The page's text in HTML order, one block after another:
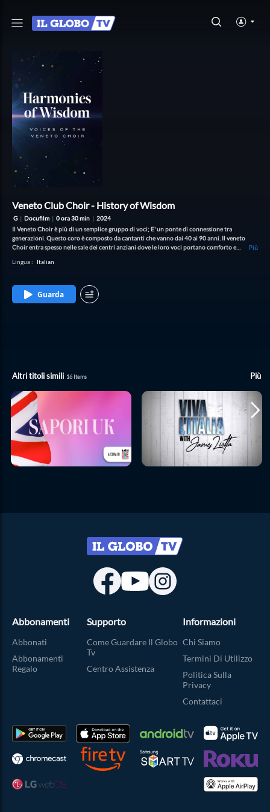
Veneto Club Choir - History of Wisdom
G | Docufilm | 0 ora 30 min | 2024
Il Veneto Choir è più di un semplice gruppo di voci; E' un ponte di connessione tra
generazioni. Questo coro è composto da cantanti che vanno dai 40 ai 90 anni. Il veneto
Choir entra spesso nelle sale dei centri anziani dove le loro voci portano comforto e
sediamo insieme ad alcuni membri del coro che condividono con noi le loro storie,
Più
Lingua: Italian
Guarda
Altri titoli simili 16 Items Più
Abbonamenti
Abbonati
Abbonamenti
Regalo
Supporto
Come Guardare Il Globo
Tv
Centro Assistenza
Informazioni
Chi Siamo
Termini Di Utilizzo
Politica Sulla
Privacy
Contattaci